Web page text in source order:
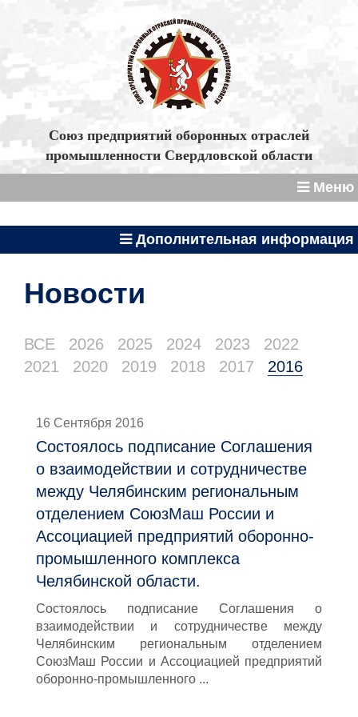
Союз предприятий оборонных отраслей
промышленности Свердловской области
Меню
Дополнительная информация
Новости
ВСЕ 2026 2025 2024 2023
2022
2021
2020 2019 2018 2017 2016
16 Сентября 2016
Состоялось подписание Соглашения
о взаимодействии и сотрудничестве
между Челябинским региональным
отделением СоюзМаш России и
Ассоциацией предприятий оборонно-
промышленного комплекса
Челябинской области.
Состоялось подписание Соглашения о
взаимодействии и сотрудничестве между
Челябинским региональным отделением
СоюзМаш России и Ассоциацией предприятий
оборонно-промышленного ...